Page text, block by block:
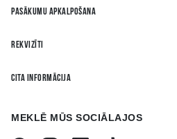
PASĀKUMU APKALPOŠANA
REKVIZĪTI
CITA INFORMĀCIJA
MEKLĒ MŪS SOCIĀLAJOS